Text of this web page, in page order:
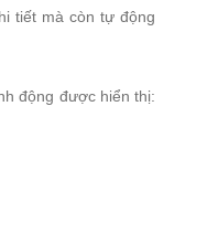
tiết mà còn tự động
động được hiển thị: